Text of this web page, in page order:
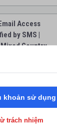
Access
by SMS |
Country
is
|
|
Registered
khoản sử dụng
trách nhiệm